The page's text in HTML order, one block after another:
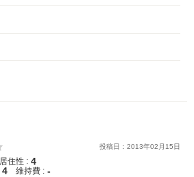
投稿日： 2013年02 月 15日
居住性 : 4
4 維持費 : -